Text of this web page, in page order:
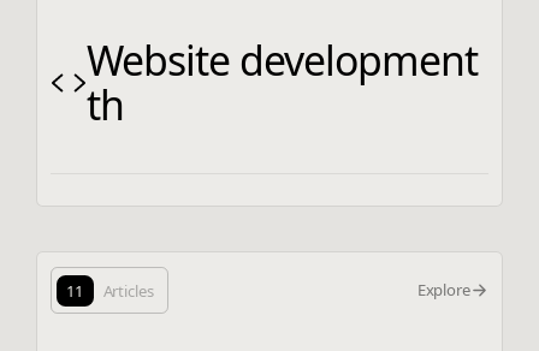
Website development
th
11 Articles Explore